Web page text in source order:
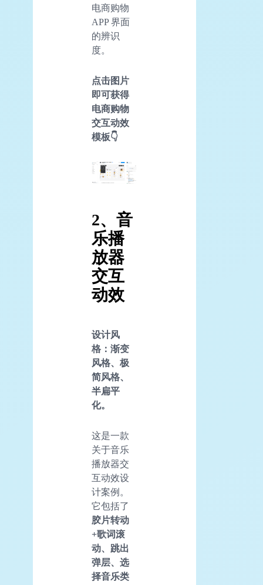
电商购物
APP 界面
的辨识
度。
点击图片
即可获得
电商购物
交互动效
模板👇
2、音
乐播
放器
交互
动效
设计风
格：渐变
风格、极
简风格、
半扁平
化。
这是一款
关于音乐
播放器交
互动效设
计案例。
它包括了
胶片转动
+歌词滚
动、跳出
弹层、选
择音乐类